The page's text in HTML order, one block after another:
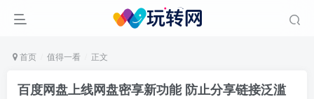
首页 值得一看 正文
百度网盘上线网盘密享新功能 防止分享链接泛滥